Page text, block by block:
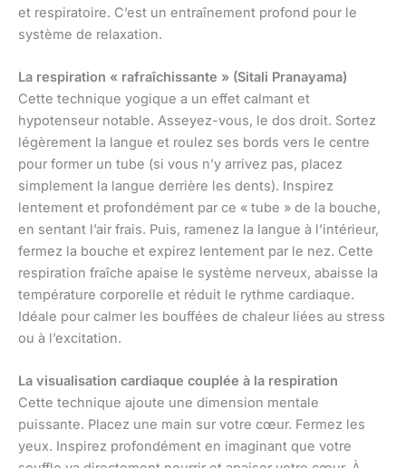
et respiratoire. C’est un entraînement profond pour le
système de relaxation.
La respiration « rafraîchissante » (Sitali Pranayama)
Cette technique yogique a un effet calmant et
hypotenseur notable. Asseyez-vous, le dos droit. Sortez
légèrement la langue et roulez ses bords vers le centre
pour former un tube (si vous n’y arrivez pas, placez
simplement la langue derrière les dents). Inspirez
lentement et profondément par ce « tube » de la bouche,
en sentant l’air frais. Puis, ramenez la langue à l’intérieur,
fermez la bouche et expirez lentement par le nez. Cette
respiration fraîche apaise le système nerveux, abaisse la
température corporelle et réduit le rythme cardiaque.
Idéale pour calmer les bouffées de chaleur liées au stress
ou à l’excitation.
La visualisation cardiaque couplée à la respiration
Cette technique ajoute une dimension mentale
puissante. Placez une main sur votre cœur. Fermez les
yeux. Inspirez profondément en imaginant que votre